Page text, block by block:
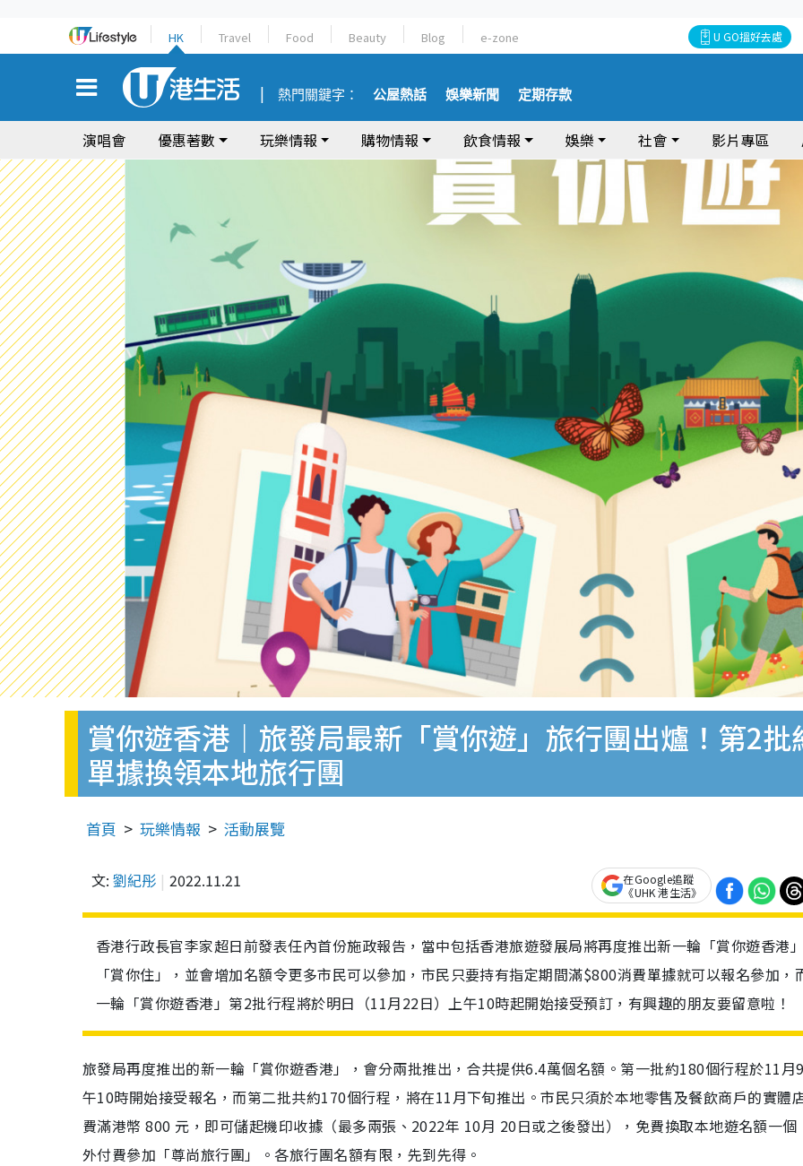
HK Travel Food Beauty Blog e-zone U GO搵好去處
熱門關鍵字： 公屋熱話 娛樂新聞 定期存款
演唱會 優惠著數 玩樂情報 購物情報 飲食情報 娛樂 社會 影片專區
賞你遊香港｜旅發局最新「賞你遊」旅行團出爐！第2
單據換領本地旅行團
首頁 玩樂情報 活動展覽
文: 劉紀彤 2022.11.21
在Google追蹤
《UHK 港生活》
香港行政長官李家超日前發表任內首份施政報告，當中包括香港旅遊發展局將再度推出新一輪「賞你遊香港
「賞你住」，並會增加名額令更多市民可以參加，市民只要持有指定期間滿$800消費單據就可以報名參加，
一輪「賞你遊香港」第2批行程將於明日（11月22日）上午10時起開始接受預訂，有興趣的朋友要留意啦！
旅發局再度推出的新一輪「賞你遊香港」，會分兩批推出，合共提供6.4萬個名額。第一批約180個行程於11月
午10時開始接受報名，而第二批共約170個行程，將在11月下旬推出。市民只須於本地零售及餐飲商戶的實體
費滿港幣 800 元，即可儲起機印收據（最多兩張、 2022年 10月 20日或之後發出），免費換取本地遊名額一個
外付費參加「尊尚旅行團」。各旅行團名額有限，先到先得。